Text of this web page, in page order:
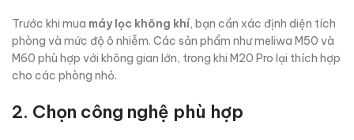
Trước khi mua máy lọc không khí, bạn cần xác định diện tích
phòng và mức độ ô nhiễm. Các sản phẩm như meliwa M50 và
M60 phù hợp với không gian lớn, trong khi M20 Pro lại thích hợp
cho các phòng nhỏ.
2. Chọn công nghệ phù hợp